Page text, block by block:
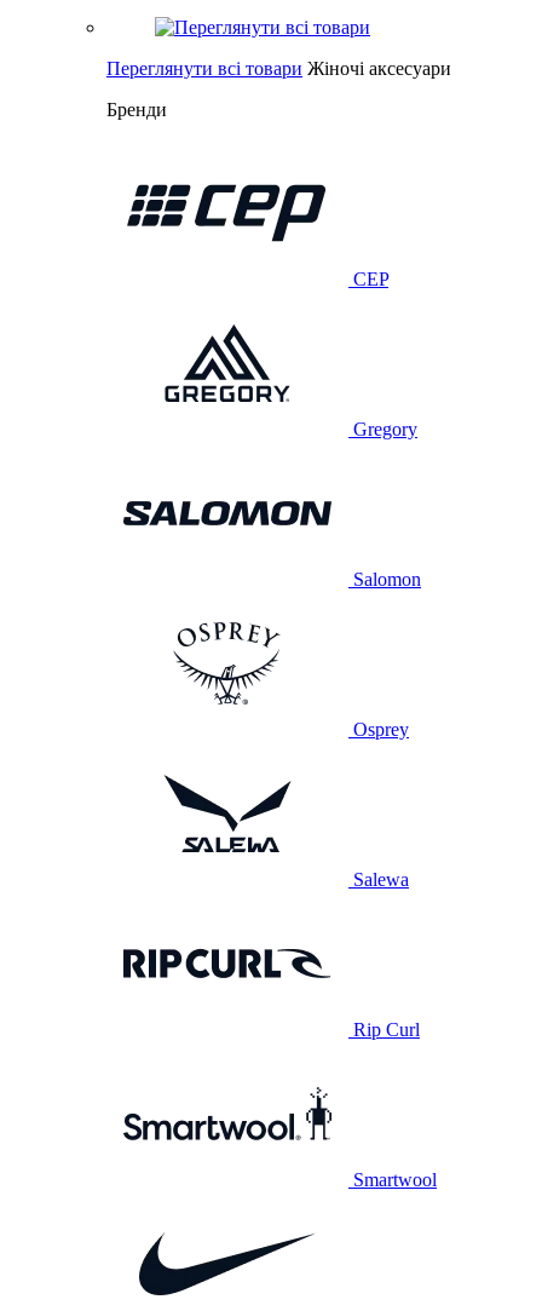
Переглянути всі товари Жіночі аксесуари
Бренди
CEP
Gregory
Salomon
Osprey
Salewa
Rip Curl
Smartwool